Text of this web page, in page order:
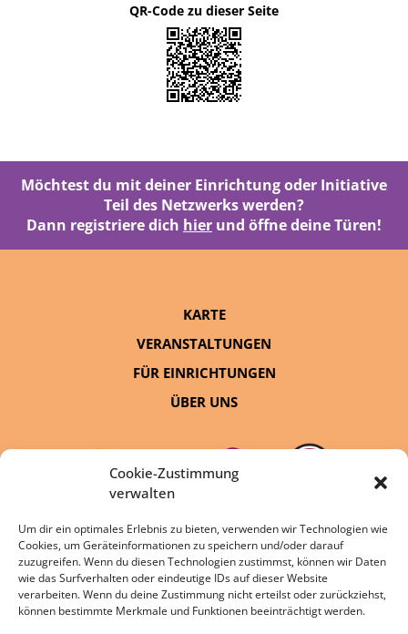
Cookie-Zustimmung
verwalten
Um dir ein optimales Erlebnis zu bieten, verwenden wir Technologien wie
Cookies, um Geräteinformationen zu speichern und/oder darauf
zuzugreifen. Wenn du diesen Technologien zustimmst, können wir Daten
wie das Surfverhalten oder eindeutige IDs auf dieser Website
verarbeiten. Wenn du deine Zustimmung nicht erteilst oder zurückziehst,
können bestimmte Merkmale und Funktionen beeinträchtigt werden.
QR-Code zu dieser Seite
Möchtest du mit deiner Einrichtung oder Initiative
Teil des Netzwerks werden?
Dann registriere dich hier und öffne deine Türen!
eine Initiative von:
KARTE
VERANSTALTUNGEN
FÜR EINRICHTUNGEN
ÜBER UNS